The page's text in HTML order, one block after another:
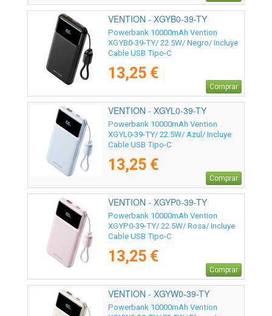
VENTION - XGYB0-39-TY
Powerbank 10000mAh Vention
XGYB0-39-TY/ 22.5W/ Negro/ Incluye
Cable USB Tipo-C
13,25 €
Comprar
VENTION - XGYL0-39-TY
Powerbank 10000mAh Vention
XGYL0-39-TY/ 22.5W/ Azul/ Incluye
Cable USB Tipo-C
13,25 €
Comprar
VENTION - XGYP0-39-TY
Powerbank 10000mAh Vention
XGYP0-39-TY/ 22.5W/ Rosa/ Incluye
Cable USB Tipo-C
13,25 €
Comprar
VENTION - XGYW0-39-TY
Powerbank 10000mAh Vention